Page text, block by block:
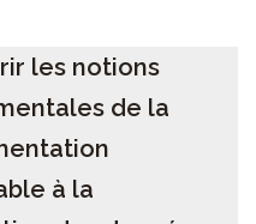
les notions
de la
à la